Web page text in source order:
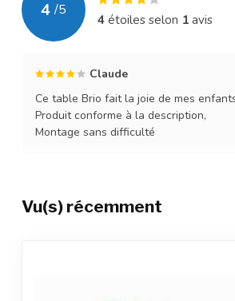
4 /5
4étoiles selon 1avis
Claude
Ce table Brio fait la joie de mes
Produit conforme à la description,
Montage sans difficulté
Vu(s) récemment